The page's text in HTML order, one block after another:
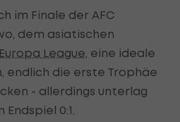
im Finale der AFC
dem asiatischen
Europa League , eine ideale
endlich die erste Trophäe
- allerdings unterlag
0:1.